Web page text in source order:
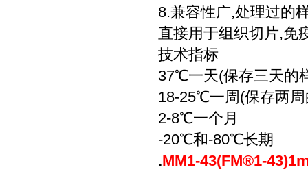
8.兼容性广,处理过的
直接用于组织切片,免
技术指标
37℃一天(保存三天的
18-25℃一周(保存两
2-8℃一个月
-20℃和-80℃长期
.MM1-43(FM®1-